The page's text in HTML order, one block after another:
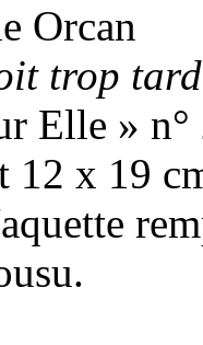
Orcan
trop
Elle » n°
12 x 19